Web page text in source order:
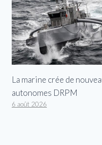
La marine crée de
autonomes DRPM
6 août 2026